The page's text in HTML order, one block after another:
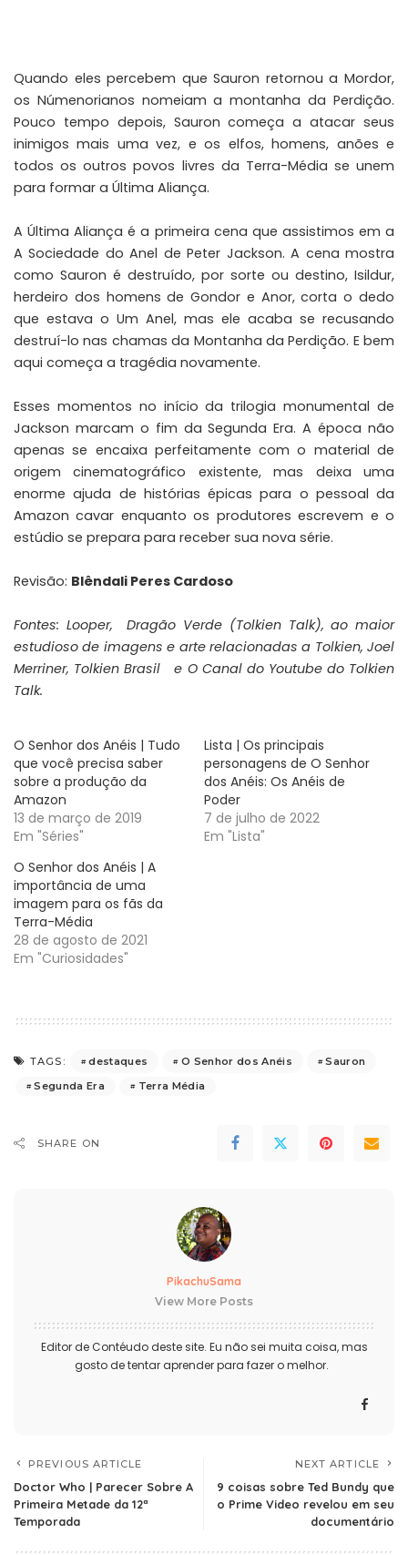
Quando eles percebem que Sauron retornou a Mordor,
os Númenorianos nomeiam a montanha da Perdição.
Pouco tempo depois, Sauron começa a atacar seus
inimigos mais uma vez, e os elfos, homens, anões e
todos os outros povos livres da Terra-Média se unem
para formar a Última Aliança.
A Última Aliança é a primeira cena que assistimos em a
A Sociedade do Anel de Peter Jackson. A cena mostra
como Sauron é destruído, por sorte ou destino, Isildur,
herdeiro dos homens de Gondor e Anor, corta o dedo
que estava o Um Anel, mas ele acaba se recusando
destruí-lo nas chamas da Montanha da Perdição. E bem
aqui começa a tragédia novamente.
Esses momentos no início da trilogia monumental de
Jackson marcam o fim da Segunda Era. A época não
apenas se encaixa perfeitamente com o material de
origem cinematográfico existente, mas deixa uma
enorme ajuda de histórias épicas para o pessoal da
Amazon cavar enquanto os produtores escrevem e o
estúdio se prepara para receber sua nova série.
Revisão: Blêndali Peres Cardoso
Fontes: Looper, Dragão Verde (Tolkien Talk), ao maior
estudioso de imagens e arte relacionadas a Tolkien, Joel
Merriner, Tolkien Brasile O Canal do Youtube do Tolkien
Talk.
O Senhor dos Anéis | Tudo
que você precisa saber
sobre a produção da
Amazon
13 de março de 2019
Em "Séries"
Lista | Os principais
personagens de O Senhor
dos Anéis: Os Anéis de
Poder
7 de julho de 2022
Em "Lista"
O Senhor dos Anéis | A
importância de uma
imagem para os fãs da
Terra-Média
28 de agosto de 2021
Em "Curiosidades"
TAGS: destaques O Senhor dos Anéis
Sauron
Segunda Era
Terra Média
SHARE ON
PikachuSama
View More Posts
Editor de Contéudo deste site. Eu não sei muita coisa, mas
gosto de tentar aprender para fazer o melhor.
PREVIOUS ARTICLE
Doctor Who | Parecer Sobre A
Primeira Metade da 12ª
Temporada
NEXT ARTICLE
9 coisas sobre Ted Bundy que
o Prime Video revelou em seu
documentário